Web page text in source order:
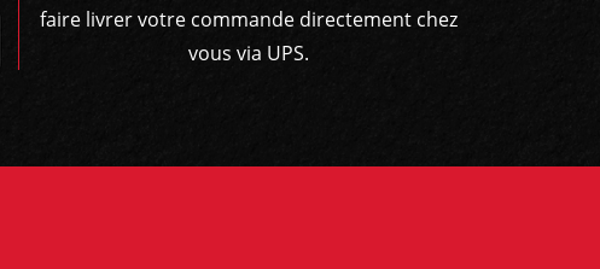
faire livrer votre commande directement chez
vous via UPS.